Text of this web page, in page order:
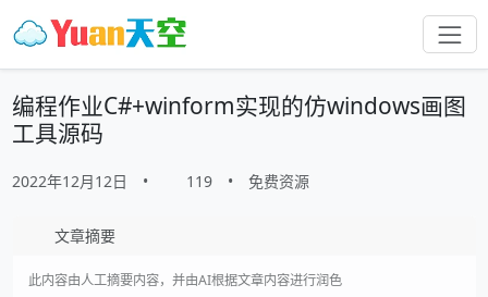
编程作业C#+winform实现的仿windows画图
工具源码
2022年12月12日 • 119 • 免费资源
文章摘要
此内容由人工摘要内容，并由AI根据文章内容进行润色